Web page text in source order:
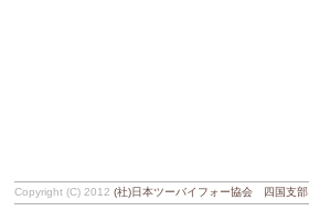
Copyright (C) 2012 (社)日本ツーバイフォー協会 四国支部